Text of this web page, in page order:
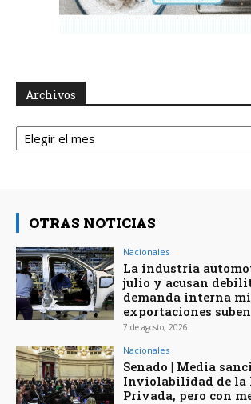
Archivos
Archivos
OTRAS NOTICIAS
Nacionales
La industria
julio y acusan
demanda interna
exportaciones suben
7 de agosto, 2026
Nacionales
Senado | Media
Inviolabilidad de la
Privada, pero con